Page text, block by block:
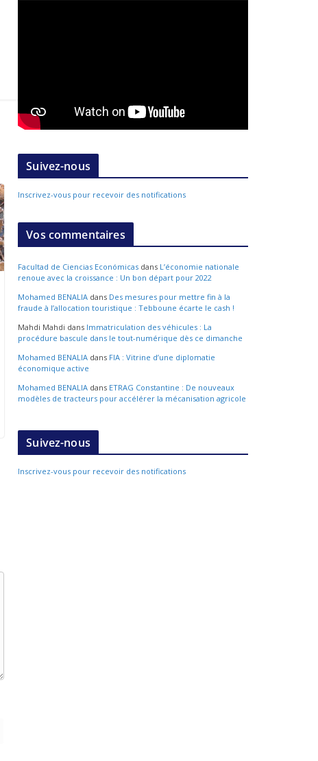
Suivez-nous
Inscrivez-vous pour recevoir des notifications
Vos commentaires
Facultad de Ciencias Económicas dans L’économie nationale
renoue avec la croissance : Un bon départ pour 2022
Mohamed BENALIA dans Des mesures pour mettre fin à la
fraude à l’allocation touristique : Tebboune écarte le cash !
Mahdi Mahdi dans Immatriculation des véhicules : La
procédure bascule dans le tout-numérique dès ce dimanche
Mohamed BENALIA dans FIA : Vitrine d’une diplomatie
économique active
Mohamed BENALIA dans ETRAG Constantine : De nouveaux
modèles de tracteurs pour accélérer la mécanisation agricole
Suivez-nous
Inscrivez-vous pour recevoir des notifications